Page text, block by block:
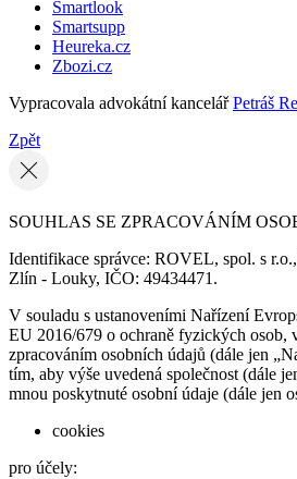
Smartlook
Smartsupp
Heureka.cz
Zbozi.cz
Vypracovala advokátní kancelářPetráš
Zpět
SOUHLAS SE ZPRACOVÁNÍM
Identifikace správce: ROVEL, spol. s
Zlín - Louky, IČO: 49434471.
V souladu s ustanoveními Nařízení
EU 2016/679 o ochraně fyzických osob,
zpracováním osobních údajů (dále jen
tím, aby výše uvedená společnost (dále
mnou poskytnuté osobní údaje (dále jen
cookies
pro účely: